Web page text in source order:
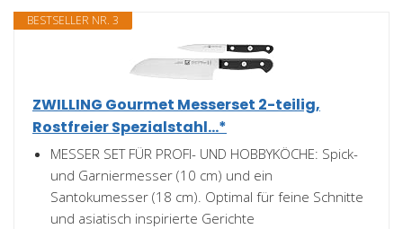
BESTSELLER NR. 3
ZWILLING Gourmet Messerset 2-teilig,
Rostfreier Spezialstahl...*
MESSER SET FÜR PROFI- UND HOBBYKÖCHE: Spick-
und Garniermesser (10 cm) und ein
Santokumesser (18 cm). Optimal für feine Schnitte
und asiatisch inspirierte Gerichte